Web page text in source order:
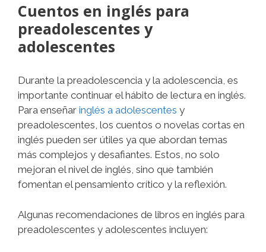
Cuentos en inglés para
preadolescentes y
adolescentes
Durante la preadolescencia y la adolescencia, es
importante continuar el hábito de lectura en inglés.
Para enseñar inglés a adolescentes y
preadolescentes, los cuentos o novelas cortas en
inglés pueden ser útiles ya que abordan temas
más complejos y desafiantes. Estos, no solo
mejoran el nivel de inglés, sino que también
fomentan el pensamiento crítico y la reflexión.
Algunas recomendaciones de libros en inglés para
preadolescentes y adolescentes incluyen: